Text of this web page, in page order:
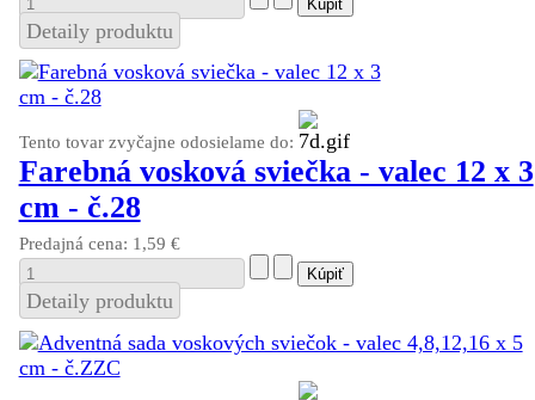
Detaily produktu
Tento tovar zvyčajne odosielame do:
Farebná vosková sviečka - valec 12 x 3
cm - č.28
Predajná cena: 1,59 €
Detaily produktu